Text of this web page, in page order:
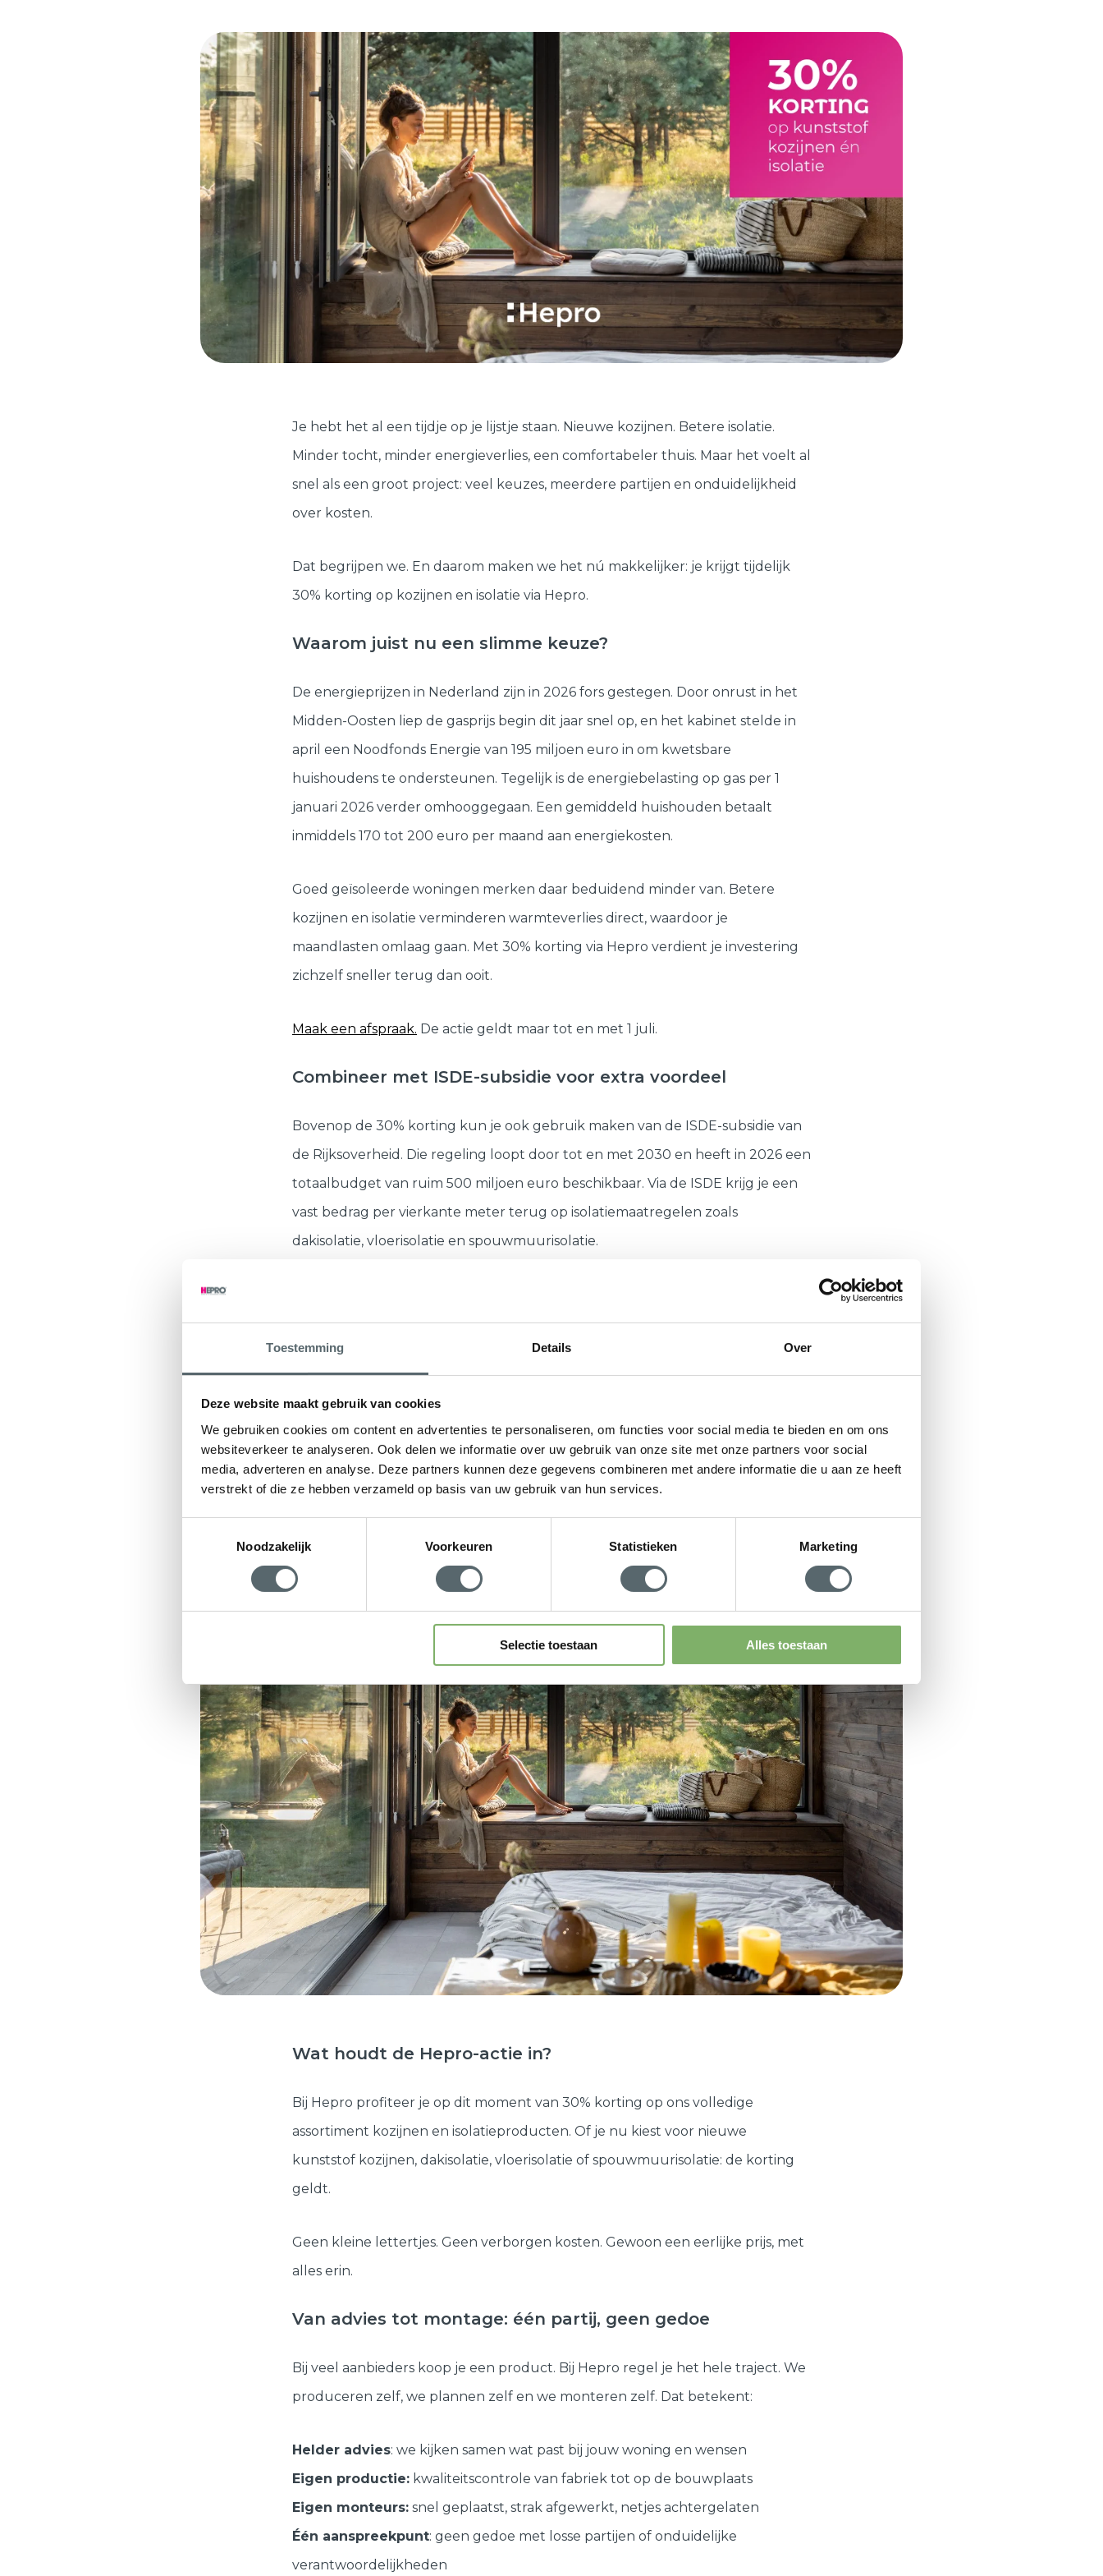
Toestemming Details Over
Deze website maakt gebruik van cookies
We gebruiken cookies om content en advertenties te personaliseren, om functies voor social media te bieden en om ons
websiteverkeer te analyseren. Ook delen we informatie over uw gebruik van onze site met onze partners voor social
media, adverteren en analyse. Deze partners kunnen deze gegevens combineren met andere informatie die u aan ze heeft
verstrekt of die ze hebben verzameld op basis van uw gebruik van hun services.
Noodzakelijk
Voorkeuren Statistieken Marketing
Selectie toestaan Alles toestaan
Je hebt het al een tijdje op je lijstje staan. Nieuwe kozijnen. Betere isolatie.
Minder tocht, minder energieverlies, een comfortabeler thuis. Maar het voelt al
snel als een groot project: veel keuzes, meerdere partijen en onduidelijkheid
over kosten.
Dat begrijpen we. En daarom maken we het nú makkelijker: je krijgt tijdelijk
30% korting op kozijnen en isolatie via Hepro.
Waarom juist nu een slimme keuze?
De energieprijzen in Nederland zijn in 2026 fors gestegen. Door onrust in het
Midden-Oosten liep de gasprijs begin dit jaar snel op, en het kabinet stelde in
april een Noodfonds Energie van 195 miljoen euro in om kwetsbare
huishoudens te ondersteunen. Tegelijk is de energiebelasting op gas per 1
januari 2026 verder omhooggegaan. Een gemiddeld huishouden betaalt
inmiddels 170 tot 200 euro per maand aan energiekosten.
Goed geïsoleerde woningen merken daar beduidend minder van. Betere
kozijnen en isolatie verminderen warmteverlies direct, waardoor je
maandlasten omlaag gaan. Met 30% korting via Hepro verdient je investering
zichzelf sneller terug dan ooit.
Maak een afspraak. De actie geldt maar tot en met 1 juli.
Combineer met ISDE-subsidie voor extra voordeel
Bovenop de 30% korting kun je ook gebruik maken van de ISDE-subsidie van
de Rijksoverheid. Die regeling loopt door tot en met 2030 en heeft in 2026 een
totaalbudget van ruim 500 miljoen euro beschikbaar. Via de ISDE krijg je een
vast bedrag per vierkante meter terug op isolatiemaatregelen zoals
dakisolatie, vloerisolatie en spouwmuurisolatie.
subsidiebedrag per maatregel. Nieuw in 2026: je kunt ook 400 euro subsidie
krijgen voor een energiezuinig ventilatiesysteem, als je dat combineert met
een isolatiemaatregel. Onze adviseur helpt je bij het aanvragen.Maak een
afspraak
Let op: het jaarlijkse subsidiebudget kan opraken. Tijdig handelen loont.
Wat houdt de Hepro-actie in?
Bij Hepro profiteer je op dit moment van 30% korting op ons volledige
assortiment kozijnen en isolatieproducten. Of je nu kiest voor nieuwe
kunststof kozijnen, dakisolatie, vloerisolatie of spouwmuurisolatie: de korting
geldt.
Geen kleine lettertjes. Geen verborgen kosten. Gewoon een eerlijke prijs, met
alles erin.
Van advies tot montage: één partij, geen gedoe
Bij veel aanbieders koop je een product. Bij Hepro regel je het hele traject. We
produceren zelf, we plannen zelf en we monteren zelf. Dat betekent:
Helder advies: we kijken samen wat past bij jouw woning en wensen
Eigen productie: kwaliteitscontrole van fabriek tot op de bouwplaats
Eigen monteurs: snel geplaatst, strak afgewerkt, netjes achtergelaten
Één aanspreekpunt: geen gedoe met losse partijen of onduidelijke
verantwoordelijkheden
Samenstellen Samenstellen